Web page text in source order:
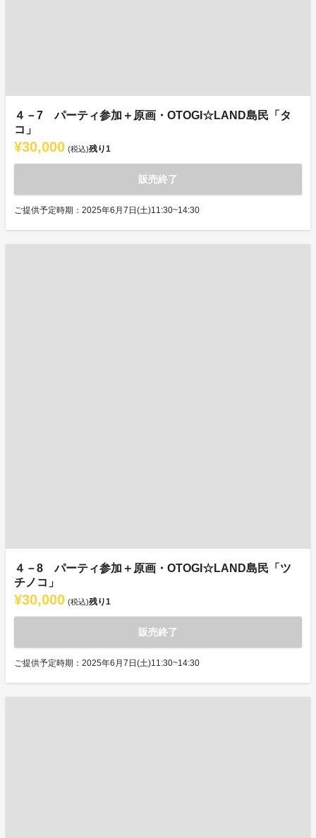
４－7 パーティ参加＋原画・OTOGI☆LAND島民「タ
コ」
¥30,000 (税込)残り1
販売終了
ご提供予定時期：2025年6月7日(土)11:30~14:30
４－8 パーティ参加＋原画・OTOGI☆LAND島民「ツ
チノコ」
¥30,000 (税込)残り1
販売終了
ご提供予定時期：2025年6月7日(土)11:30~14:30